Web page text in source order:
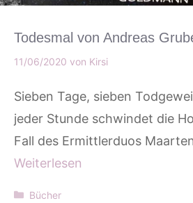
Todesmal von Andreas
11/06/2020 von Kirsi
Sieben Tage, sieben
jeder Stunde schwindet die
Fall des Ermittlerduos
Weiterlesen
Kategorien
Bücher